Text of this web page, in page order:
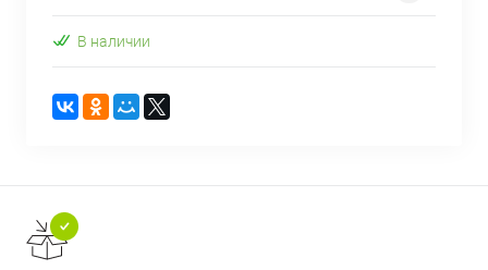
В наличии